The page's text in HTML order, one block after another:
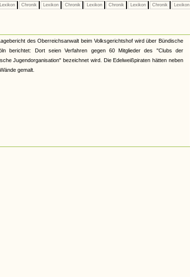
Lexikon Chronik Lexikon Chronik Lexikon Chronik Lexikon Chronik Lexikon
des Oberreichsanwalt beim Volksgerichtshof wird über Bündische
berichtet: Dort seien Verfahren gegen 60 Mitglieder des "Clubs der
Jugendorganisation" bezeichnet wird. Die Edelweißpiraten hätten neben
gemalt.